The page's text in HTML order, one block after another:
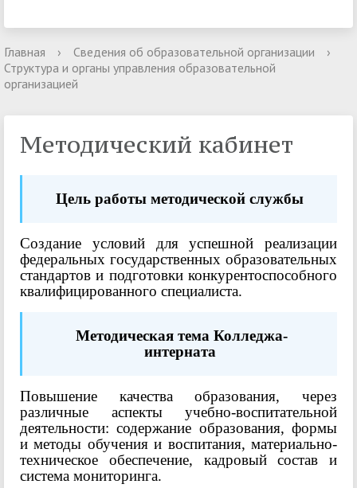
Главная › Сведения об образовательной организации
›
Структура и органы управления образовательной
организацией
Методический кабинет
Цель работы методической службы
Создание условий для успешной реализации
федеральных государственных образовательных
стандартов и подготовки конкурентоспособного
квалифицированного специалиста.
Методическая тема Колледжа-
интерната
Повышение качества образования, через
различные аспекты учебно-воспитательной
деятельности: содержание образования, формы
и методы обучения и воспитания, материально-
техническое обеспечение, кадровый состав и
система мониторинга.